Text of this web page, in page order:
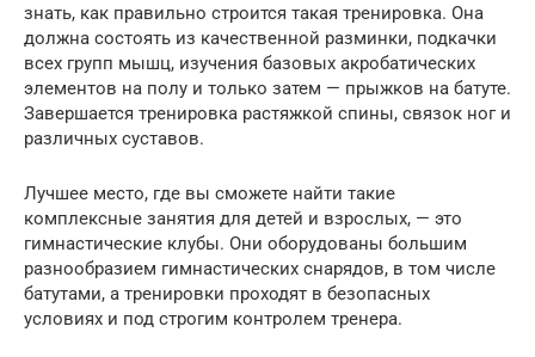
знать, как правильно строится такая тренировка. Она
должна состоять из качественной разминки, подкачки
всех групп мышц, изучения базовых акробатических
элементов на полу и только затем — прыжков на батуте.
Завершается тренировка растяжкой спины, связок ног и
различных суставов.
Лучшее место, где вы сможете найти такие
комплексные занятия для детей и взрослых, — это
гимнастические клубы. Они оборудованы большим
разнообразием гимнастических снарядов, в том числе
батутами, а тренировки проходят в безопасных
условиях и под строгим контролем тренера.